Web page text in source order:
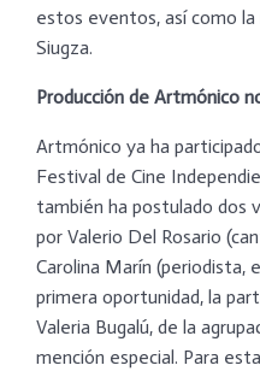
estos eventos, así como
Siugza.
Producción de Artmónico
Artmónico ya ha
Festival de Cine
también ha postulado dos
por Valerio Del Rosario
Carolina Marín (periodista,
primera oportunidad, la
Valeria Bugalú, de la
mención especial. Para